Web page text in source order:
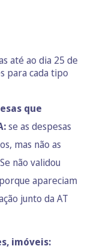
até ao dia 25 de
para cada tipo
que
se as despesas
mas não as
não validou
apareciam
junto da AT
imóveis: